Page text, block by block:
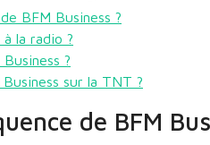
BFM Business ?
la radio ?
?
sur la TNT ?
de BFM